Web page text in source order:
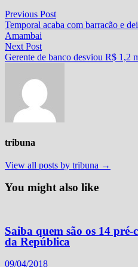
Navegação
de
Post
Previous PostPrevious
post:
Temporal acaba com barracão e
Amambai
Next PostNext
post:
Gerente de banco desviou R$ 1,2
tribuna
View all posts by tribuna →
You might also like
Saiba quem são os 14
da República
09/04/2018